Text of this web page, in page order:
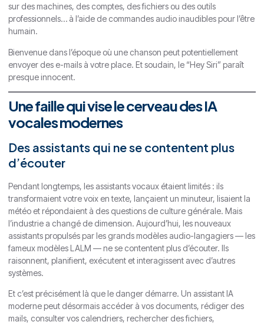
sur des machines, des comptes, des fichiers ou des outils
professionnels… à l’aide de commandes audio inaudibles pour l’être
humain.
Bienvenue dans l’époque où une chanson peut potentiellement
envoyer des e-mails à votre place. Et soudain, le “Hey Siri” paraît
presque innocent.
Une faille qui vise le cerveau des IA
vocales modernes
Des assistants qui ne se contentent plus
d’écouter
Pendant longtemps, les assistants vocaux étaient limités : ils
transformaient votre voix en texte, lançaient un minuteur, lisaient la
météo et répondaient à des questions de culture générale. Mais
l’industrie a changé de dimension. Aujourd’hui, les nouveaux
assistants propulsés par les grands modèles audio-langagiers — les
fameux modèles LALM — ne se contentent plus d’écouter. Ils
raisonnent, planifient, exécutent et interagissent avec d’autres
systèmes.
Et c’est précisément là que le danger démarre. Un assistant IA
moderne peut désormais accéder à vos documents, rédiger des
mails, consulter vos calendriers, rechercher des fichiers,